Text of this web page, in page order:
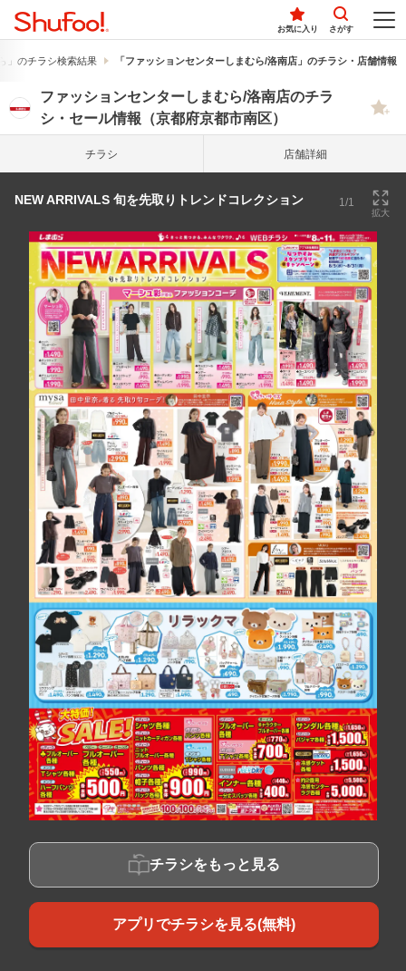
お気に入り さがす
」のチラシ検索結果 「ファッションセンターしまむら/洛南店」のチラシ・店舗情報
ファッションセンターしまむら/洛南店のチラ
シ・セール情報（京都府京都市南区）
チラシ 店舗詳細
NEW ARRIVALS 旬を先取りトレンドコレクション 1/1
拡大
チラシをもっと見る
アプリでチラシを見る(無料)